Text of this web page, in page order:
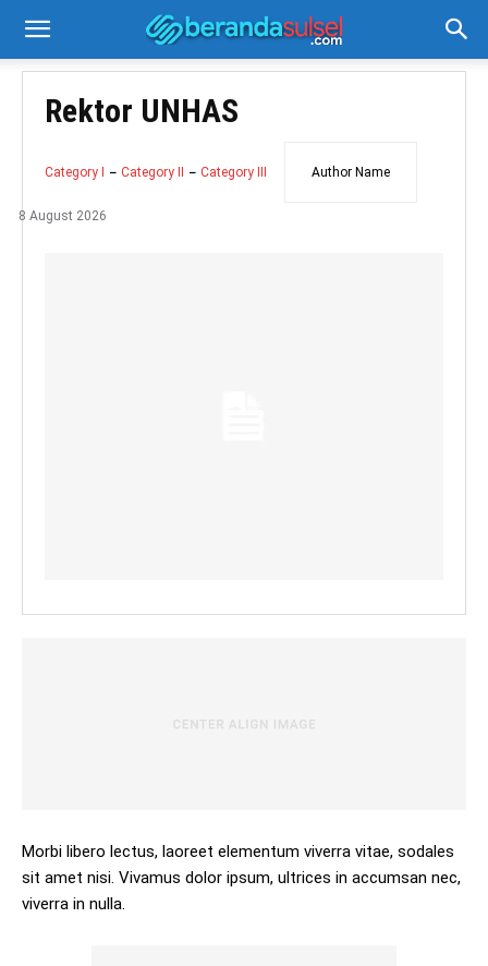
Rektor UNHAS
Category I Category II Category III Author Name
8 August 2026
Morbi libero lectus, laoreet elementum viverra vitae, sodales
sit amet nisi. Vivamus dolor ipsum, ultrices in accumsan nec,
viverra in nulla.